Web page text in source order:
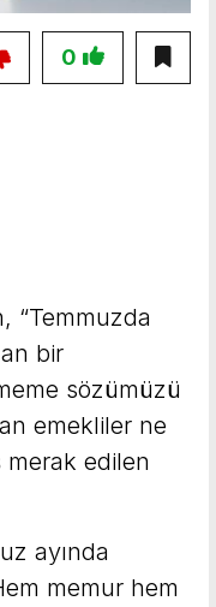
0
“Temmuzda
bir
sözümüzü
emekliler ne
edilen
ayında
memur hem